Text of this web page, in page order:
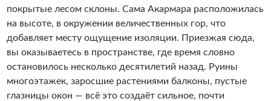
покрытые лесом склоны. Сама Акармара расположилась
на высоте, в окружении величественных гор, что
добавляет месту ощущение изоляции. Приезжая сюда,
вы оказываетесь в пространстве, где время словно
остановилось несколько десятилетий назад. Руины
многоэтажек, заросшие растениями балконы, пустые
глазницы окон — всё это создаёт сильное, почти